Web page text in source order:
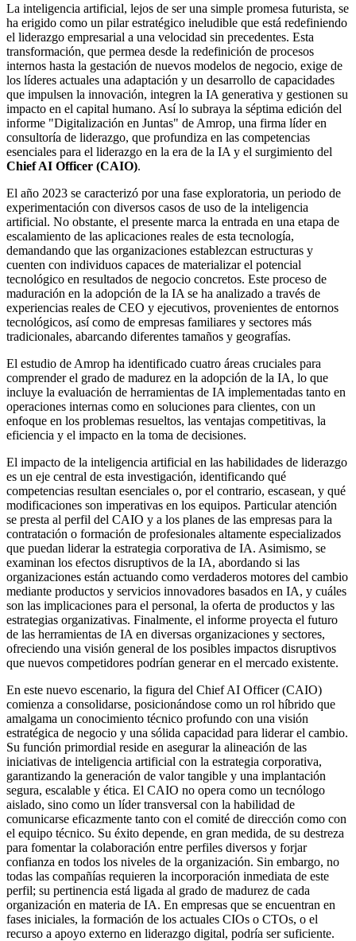
La inteligencia artificial, lejos de ser una simple promesa futurista, se
ha erigido como un pilar estratégico ineludible que está redefiniendo
el liderazgo empresarial a una velocidad sin precedentes. Esta
transformación, que permea desde la redefinición de procesos
internos hasta la gestación de nuevos modelos de negocio, exige de
los líderes actuales una adaptación y un desarrollo de capacidades
que impulsen la innovación, integren la IA generativa y gestionen su
impacto en el capital humano. Así lo subraya la séptima edición del
informe "Digitalización en Juntas" de Amrop, una firma líder en
consultoría de liderazgo, que profundiza en las competencias
esenciales para el liderazgo en la era de la IA y el surgimiento del
Chief AI Officer (CAIO).
El año 2023 se caracterizó por una fase exploratoria, un periodo de
experimentación con diversos casos de uso de la inteligencia
artificial. No obstante, el presente marca la entrada en una etapa de
escalamiento de las aplicaciones reales de esta tecnología,
demandando que las organizaciones establezcan estructuras y
cuenten con individuos capaces de materializar el potencial
tecnológico en resultados de negocio concretos. Este proceso de
maduración en la adopción de la IA se ha analizado a través de
experiencias reales de CEO y ejecutivos, provenientes de entornos
tecnológicos, así como de empresas familiares y sectores más
tradicionales, abarcando diferentes tamaños y geografías.
El estudio de Amrop ha identificado cuatro áreas cruciales para
comprender el grado de madurez en la adopción de la IA, lo que
incluye la evaluación de herramientas de IA implementadas tanto en
operaciones internas como en soluciones para clientes, con un
enfoque en los problemas resueltos, las ventajas competitivas, la
eficiencia y el impacto en la toma de decisiones.
El impacto de la inteligencia artificial en las habilidades de liderazgo
es un eje central de esta investigación, identificando qué
competencias resultan esenciales o, por el contrario, escasean, y qué
modificaciones son imperativas en los equipos. Particular atención
se presta al perfil del CAIO y a los planes de las empresas para la
contratación o formación de profesionales altamente especializados
que puedan liderar la estrategia corporativa de IA. Asimismo, se
examinan los efectos disruptivos de la IA, abordando si las
organizaciones están actuando como verdaderos motores del cambio
mediante productos y servicios innovadores basados en IA, y cuáles
son las implicaciones para el personal, la oferta de productos y las
estrategias organizativas. Finalmente, el informe proyecta el futuro
de las herramientas de IA en diversas organizaciones y sectores,
ofreciendo una visión general de los posibles impactos disruptivos
que nuevos competidores podrían generar en el mercado existente.
En este nuevo escenario, la figura del Chief AI Officer (CAIO)
comienza a consolidarse, posicionándose como un rol híbrido que
amalgama un conocimiento técnico profundo con una visión
estratégica de negocio y una sólida capacidad para liderar el cambio.
Su función primordial reside en asegurar la alineación de las
iniciativas de inteligencia artificial con la estrategia corporativa,
garantizando la generación de valor tangible y una implantación
segura, escalable y ética. El CAIO no opera como un tecnólogo
aislado, sino como un líder transversal con la habilidad de
comunicarse eficazmente tanto con el comité de dirección como con
el equipo técnico. Su éxito depende, en gran medida, de su destreza
para fomentar la colaboración entre perfiles diversos y forjar
confianza en todos los niveles de la organización. Sin embargo, no
todas las compañías requieren la incorporación inmediata de este
perfil; su pertinencia está ligada al grado de madurez de cada
organización en materia de IA. En empresas que se encuentran en
fases iniciales, la formación de los actuales CIOs o CTOs, o el
recurso a apoyo externo en liderazgo digital, podría ser suficiente.